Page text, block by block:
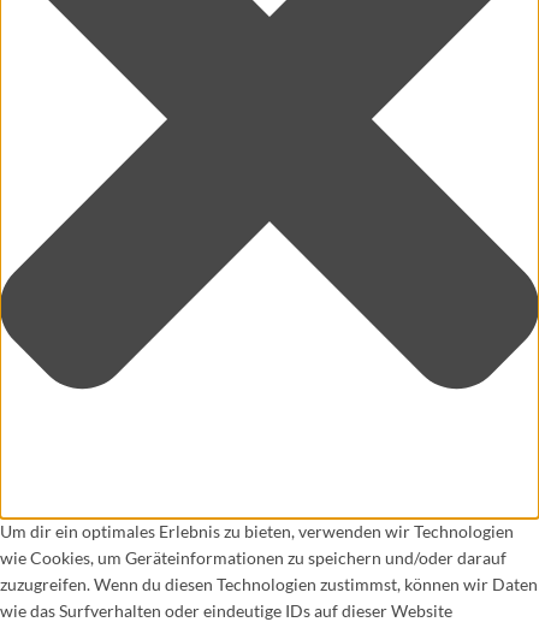
Um dir ein optimales Erlebnis zu bieten, verwenden wir Technologien
wie Cookies, um Geräteinformationen zu speichern und/oder darauf
zuzugreifen. Wenn du diesen Technologien zustimmst, können wir Daten
wie das Surfverhalten oder eindeutige IDs auf dieser Website